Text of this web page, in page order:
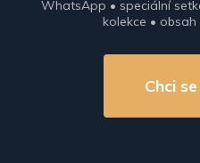
WhatsApp • speciální
kolekce •
Chci